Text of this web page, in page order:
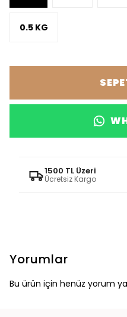
0.5 KG
1500 TL Üzeri
Ücretsiz Kargo
Yorumlar
Bu ürün için henüz yorum